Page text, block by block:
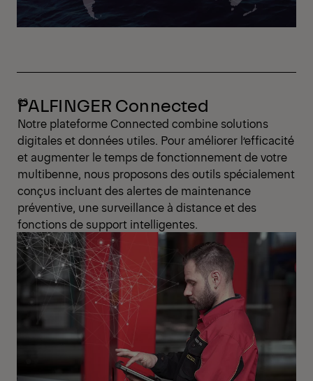
PALFINGER Connected
Notre plateforme Connected combine solutions
digitales et données utiles. Pour améliorer l’efficacité
et augmenter le temps de fonctionnement de votre
multibenne, nous proposons des outils spécialement
conçus incluant des alertes de maintenance
préventive, une surveillance à distance et des
fonctions de support intelligentes.